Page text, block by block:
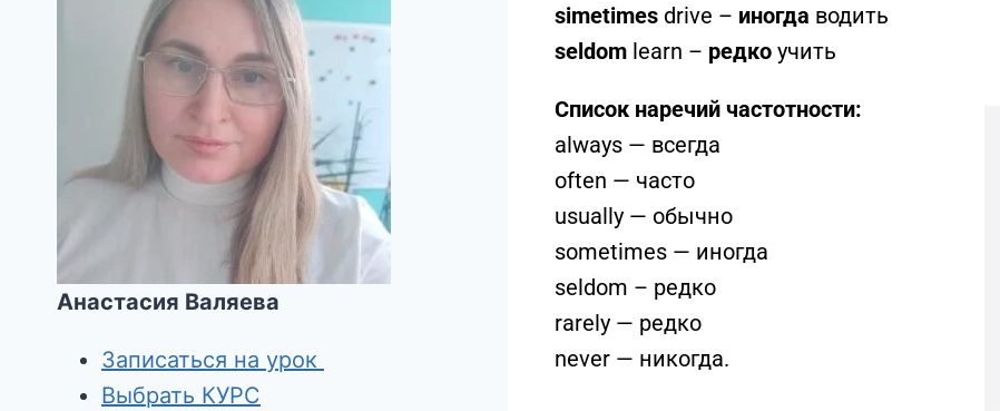
simetimesdrive – иногда водить
seldomlearn – редкоучить
Список наречий частотности:
always — всегда
often — часто
usually — обычно
sometimes — иногда
seldom – редко
rarely — редко
never — никогда.
Анастасия Валяева
Записаться на урок
Выбрать КУРС